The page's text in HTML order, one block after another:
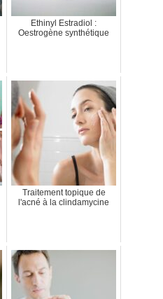
Ethinyl Estradiol :
Oestrogène synthétique
Traitement topique de
l'acné à la clindamycine